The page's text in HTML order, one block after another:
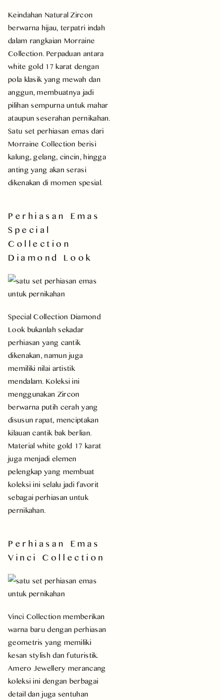
Keindahan Natural Zircon
berwarna hijau, terpatri indah
dalam rangkaian Morraine
Collection. Perpaduan antara
white gold 17 karat dengan
pola klasik yang mewah dan
anggun, membuatnya jadi
pilihan sempurna untuk mahar
ataupun seserahan pernikahan.
Satu set perhiasan emas dari
Morraine Collection berisi
kalung, gelang, cincin, hingga
anting yang akan serasi
dikenakan di momen spesial.
Perhiasan Emas
Special
Collection
Diamond Look
Special Collection Diamond
Look bukanlah sekadar
perhiasan yang cantik
dikenakan, namun juga
memiliki nilai artistik
mendalam. Koleksi ini
menggunakan Zircon
berwarna putih cerah yang
disusun rapat, menciptakan
kilauan cantik bak berlian.
Material white gold 17 karat
juga menjadi elemen
pelengkap yang membuat
koleksi ini selalu jadi favorit
sebagai perhiasan untuk
pernikahan.
Perhiasan Emas
Vinci Collection
Vinci Collection memberikan
warna baru dengan perhiasan
geometris yang memiliki
kesan stylish dan futuristik.
Amero Jewellery merancang
koleksi ini dengan berbagai
detail dan juga sentuhan